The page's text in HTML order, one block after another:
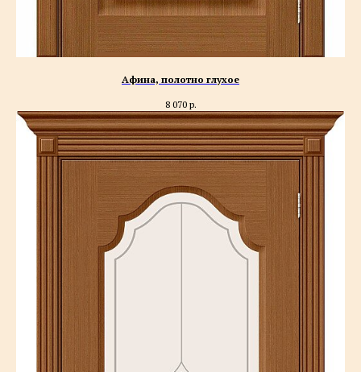
Афина, полотно глухое
8 070 р.